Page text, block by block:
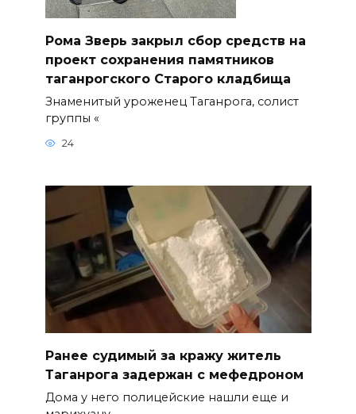
Рома Зверь закрыл сбор средств на
проект сохранения памятников
таганрогского Старого кладбища
Знаменитый уроженец Таганрога, солист
группы «
24
Ранее судимый за кражу житель
Таганрога задержан с мефедроном
Дома у него полицейские нашли еще и